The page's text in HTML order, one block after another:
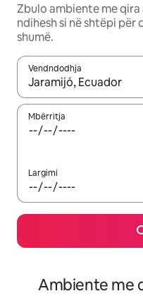
Zbulo ambiente me
ndihesh si në shtëpi për
shumë.
Vendndodhja
Kur rezultatet të jenë të
Mbërritja
Largimi
Ambiente me